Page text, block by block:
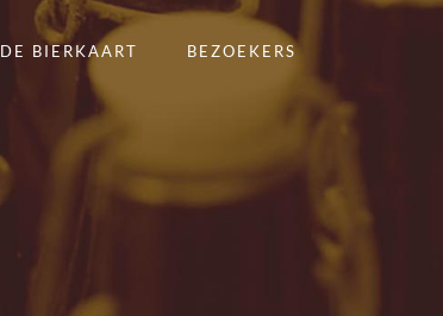
DE BIERKAART BEZOEKERS